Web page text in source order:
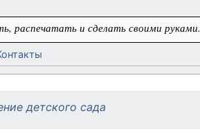
распечатать и сделать своими руками.
детского сада